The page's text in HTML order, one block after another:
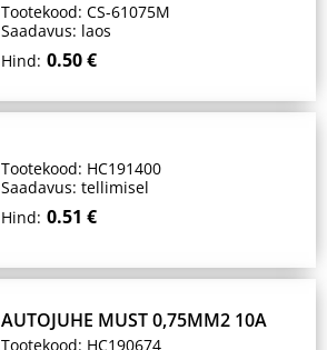
Tootekood: CS-61075M
Saadavus: laos
Hind: 0.50 €
Tootekood: HC191400
Saadavus: tellimisel
Hind: 0.51 €
AUTOJUHE MUST 0,75MM2 10A
Tootekood: HC190674